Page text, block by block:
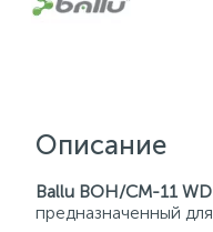
Описание
Ballu BOH/CM-11 WD
предназначенный